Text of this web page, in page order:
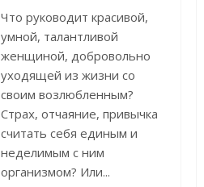
Что руководит красивой,
умной, талантливой
женщиной, добровольно
уходящей из жизни со
своим возлюбленным?
Страх, отчаяние, привычка
считать себя единым и
неделимым с ним
организмом? Или...